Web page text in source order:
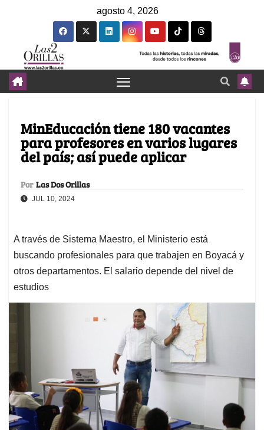
agosto 4, 2026
MinEducación tiene 180 vacantes
para profesores en varios lugares
del país; así puede aplicar
Por Las Dos Orillas
JUL 10, 2024
A través de Sistema Maestro, el Ministerio está
buscando profesionales para que trabajen en Boyacá y
otros departamentos. El salario depende del nivel de
estudios